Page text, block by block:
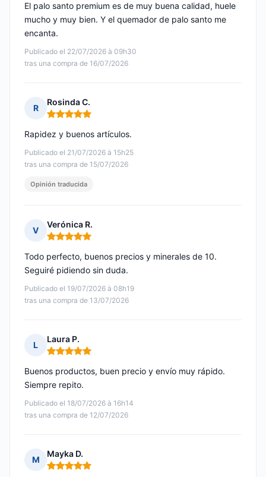
Publicado el 22/07/2026 à 09h30
tras una compra de 16/07/2026
El palo santo premium es de muy buena calidad, huele
mucho y muy bien. Y el quemador de palo santo me
encanta.
R
Rosinda C.
Nota: 5 de 5
Publicado el 21/07/2026 à 15h25
tras una compra de 15/07/2026
Rapidez y buenos artículos.
Opinión traducida
V
Verónica R.
Nota: 5 de 5
Publicado el 19/07/2026 à 08h19
tras una compra de 13/07/2026
Todo perfecto, buenos precios y minerales de 10.
Seguiré pidiendo sin duda.
L
Laura P.
Nota: 5 de 5
Publicado el 18/07/2026 à 16h14
tras una compra de 12/07/2026
Buenos productos, buen precio y envío muy rápido.
Siempre repito.
M
Mayka D.
Nota: 5 de 5